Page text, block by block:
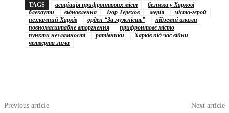
TAGS асоціація прифронтових міст
безпека у Харкові
блекаути
відновлення Ігор Терехов мерія
місто-герой
незламний Харків
орден “За мужність”
підземні школи
повномасштабне вторгнення
прифронтове місто
пункти незламності
рятівники
Харків під час війни
четверта зима
Previous article Next article